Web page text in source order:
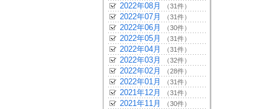
2022年08月 （31件）
2022年07月 （31件）
2022年06月 （30件）
2022年05月 （31件）
2022年04月 （31件）
2022年03月 （32件）
2022年02月 （28件）
2022年01月 （31件）
2021年12月 （31件）
2021年11月 （30件）